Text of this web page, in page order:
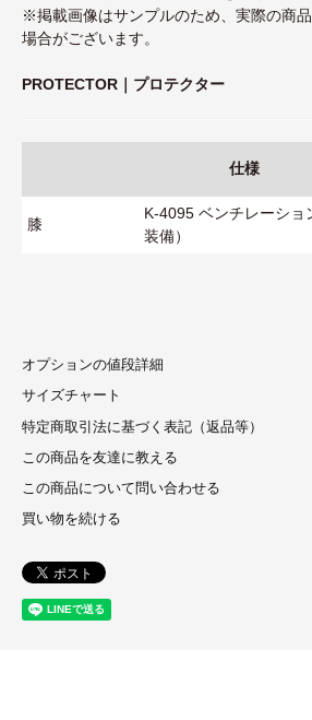
※掲載画像はサンプルのため、実際の商
場合がございます。
PROTECTOR｜プロテクター
仕様
膝
K-4095 ベンチレーショ
装備）
オプションの値段詳細
サイズチャート
特定商取引法に基づく表記（返品等）
この商品を友達に教える
この商品について問い合わせる
買い物を続ける